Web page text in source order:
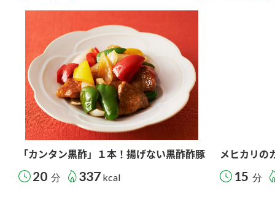
「カンタン黒酢」１本！揚げない黒酢酢豚
20 分 337 kcal
メヒカリの
15 分